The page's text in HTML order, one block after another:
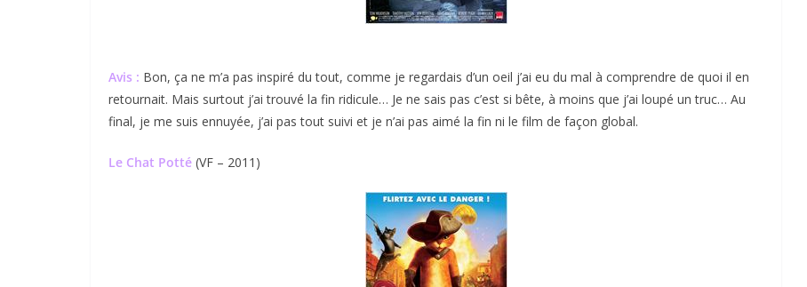
Avis : Bon, ça ne m’a pas inspiré du tout, comme je regardais d’un oeil j’ai eu du mal à comprendre de quoi il en
retournait. Mais surtout j’ai trouvé la fin ridicule… Je ne sais pas c’est si bête, à moins que j’ai loupé un truc… Au
final, je me suis ennuyée, j’ai pas tout suivi et je n’ai pas aimé la fin ni le film de façon global.
Le Chat Potté (VF – 2011)